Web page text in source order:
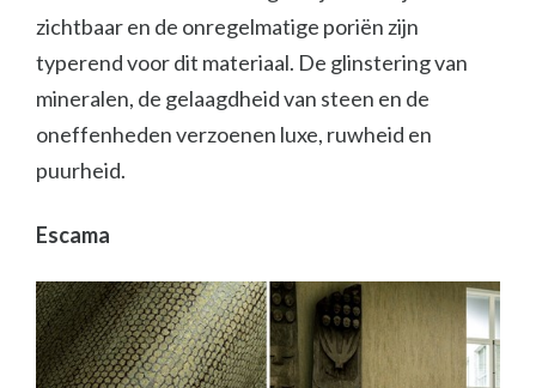
zichtbaar en de onregelmatige poriën zijn
typerend voor dit materiaal. De glinstering van
mineralen, de gelaagdheid van steen en de
oneffenheden verzoenen luxe, ruwheid en
puurheid.
Escama